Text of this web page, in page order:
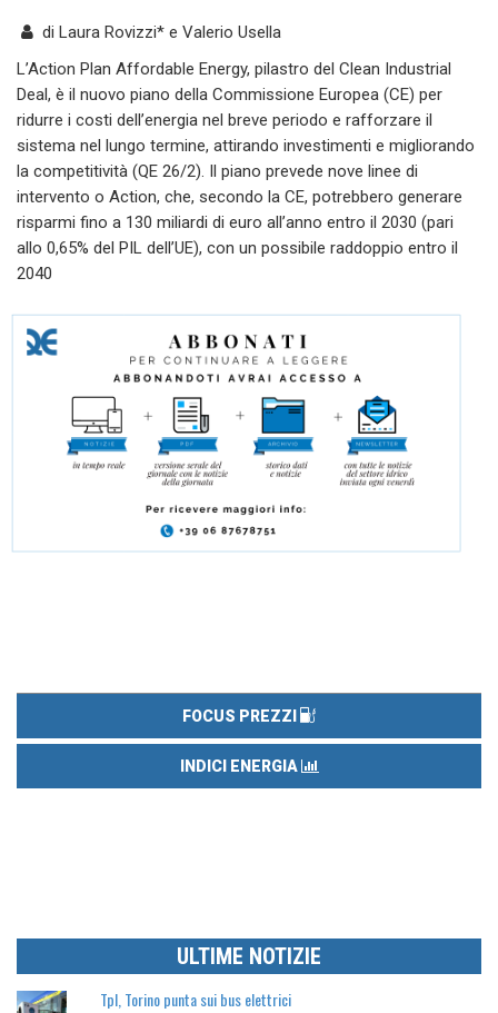
di Laura Rovizzi* e Valerio Usella
L’Action Plan Affordable Energy, pilastro del Clean Industrial
Deal, è il nuovo piano della Commissione Europea (CE) per
ridurre i costi dell’energia nel breve periodo e rafforzare il
sistema nel lungo termine, attirando investimenti e migliorando
la competitività (QE 26/2). Il piano prevede nove linee di
intervento o Action, che, secondo la CE, potrebbero generare
risparmi fino a 130 miliardi di euro all’anno entro il 2030 (pari
allo 0,65% del PIL dell’UE), con un possibile raddoppio entro il
2040
FOCUS PREZZI
INDICI ENERGIA
ULTIME NOTIZIE
Tpl, Torino punta sui bus elettrici